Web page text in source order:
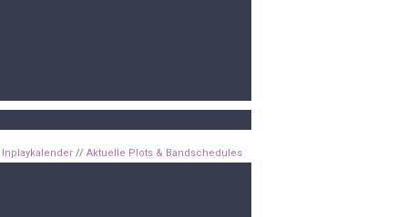
Inplaykalender // Aktuelle Plots & Bandschedules